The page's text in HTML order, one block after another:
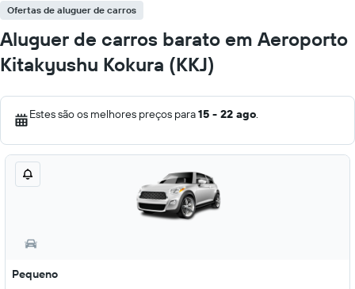
Ofertas de aluguer de carros
Aluguer de carros barato em Aeroporto
Kitakyushu Kokura (KKJ)
Estes são os melhores preços para15 - 22 ago.
Pequeno